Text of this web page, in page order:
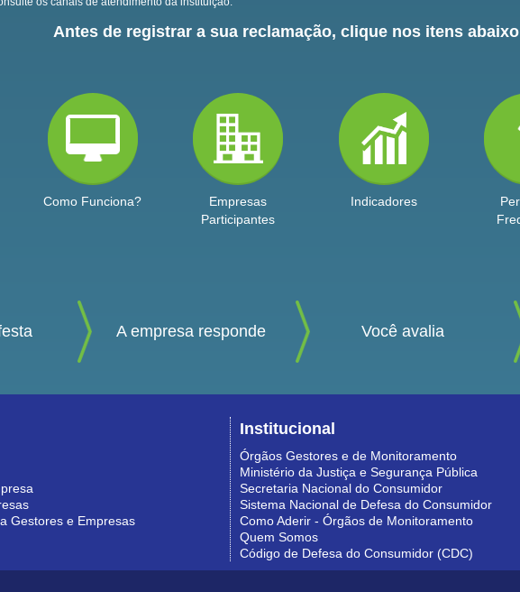
Antes de registrar a sua reclamação, clique nos itens
Como Funciona?
Empresas
Participantes
Indicadores
A empresa responde Você avalia
Gestores e Empresas
Institucional
Órgãos Gestores e de Monitoramento
Ministério da Justiça e Segurança Pública
Secretaria Nacional do Consumidor
Sistema Nacional de Defesa do Consumidor
Como Aderir - Órgãos de Monitoramento
Quem Somos
Código de Defesa do Consumidor (CDC)